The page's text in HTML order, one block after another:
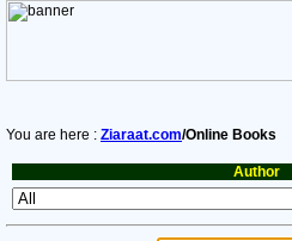
You are here : Ziaraat.com/Online Books
Author